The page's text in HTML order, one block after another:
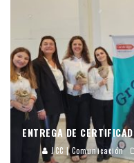
ENTREGA DE
JCC | Comunicación